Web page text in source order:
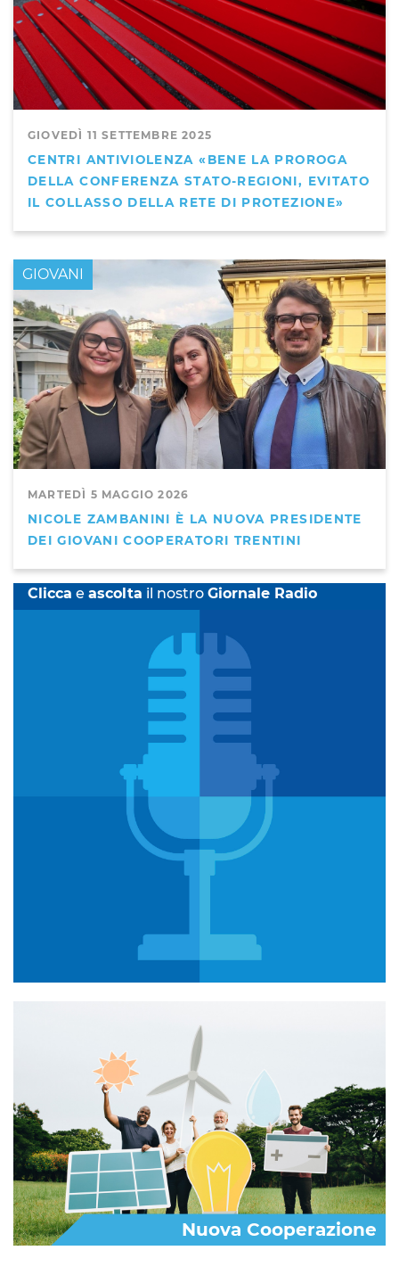
GIOVEDÌ 11 SETTEMBRE 2025
CENTRI ANTIVIOLENZA «BENE LA PROROGA
DELLA CONFERENZA STATO-REGIONI, EVITATO
IL COLLASSO DELLA RETE DI PROTEZIONE»
MARTEDÌ 5 MAGGIO 2026
NICOLE ZAMBANINI È LA NUOVA PRESIDENTE
DEI GIOVANI COOPERATORI TRENTINI
GIOVANI
Clicca e ascolta il nostro Giornale Radio
Nuova Cooperazione